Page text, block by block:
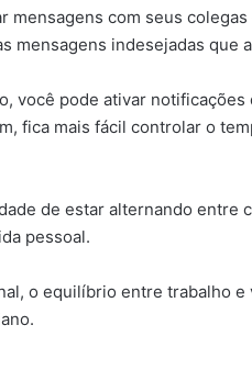
com seus
mensagens indesejadas que
você pode ativar
fica mais fácil controlar o
de estar alternando entre
pessoal.
o equilíbrio entre trabalho e